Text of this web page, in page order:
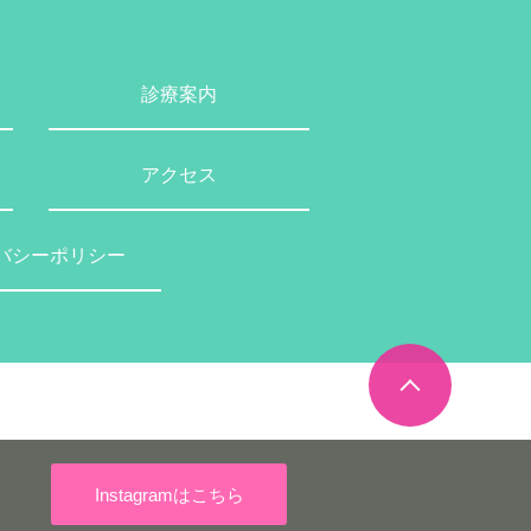
Instagramはこちら
診療案内
アクセス
シーポリシー